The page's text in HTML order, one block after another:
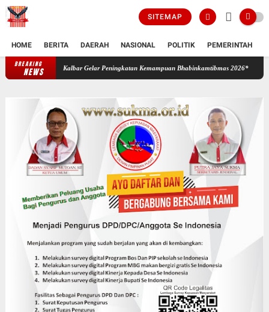
SITEMAP
HOME BERITA DAERAH NASIONAL POLITIK PEMERINTAH
BREAKING
NEWS Sinergi Bangun Ketahanan dan Keamanan Desa, Polda Kalbar Gelar